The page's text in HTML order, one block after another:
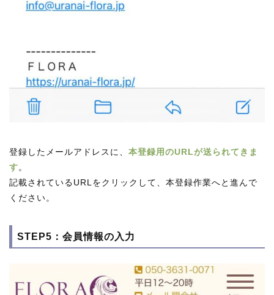
登録したメールアドレスに、 本登録用のURLが送られてきま
す。
記載されているURLをクリックして、本登録作業へと進んで
ください。
STEP5：会員情報の入力